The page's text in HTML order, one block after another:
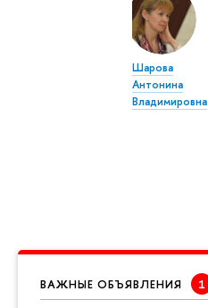
ВАЖНЫЕ ОБЪЯВЛЕНИЯ
Шарова
Антонина
Владимировна